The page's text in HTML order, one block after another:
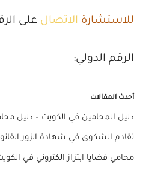
للاستشارة الاتصال على
الرقم الدولي:
أحدث المقالات
دليل المحامين في الكويت – دليل
تقادم الشكوى في شهادة الزور
محامي قضايا ابتزاز الكتروني في